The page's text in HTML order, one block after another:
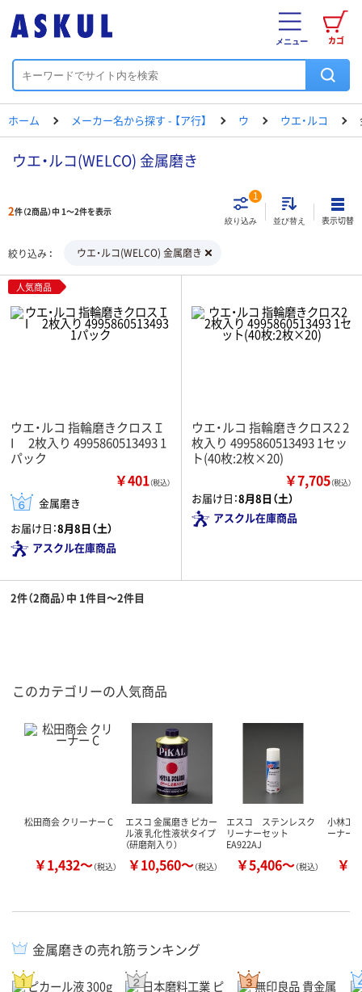
カゴ
メニュー
ホーム メーカー名から探す - 【ア行】 ウ ウエ・ルコ
ウエ・ルコ(WELCO) 金属磨き
2件（2商品）中 1～2件を表示
絞り込み
1
並び替え 表示切替
絞り込み ウエ・ルコ(WELCO) 金属磨き
人気商品
ウエ・ルコ 指輪磨きクロスＩ
I 2枚入り 4995860513493 1
パック
￥401（税込）
金属磨き
お届け日：8月8日（土）
アスクル在庫商品
ウエ・ルコ 指輪磨きクロス2 2
枚入り 4995860513493 1セッ
ト(40枚:2枚×20)
￥7,705（税込）
お届け日：8月8日（土）
アスクル在庫商品
2件（2商品）中 1件目～2件目
このカテゴリーの人気商品
松田商会 クリーナー C
￥1,432～（税込）
エスコ 金属磨き ピカー
ル液 乳化性液状タイプ
（研磨剤入り）
￥10,560～（税込）
エスコ ステンレスク
リーナーセット
EA922AJ
￥5,406～（税込）
小林工
ーナー
￥
金属磨きの売れ筋ランキング